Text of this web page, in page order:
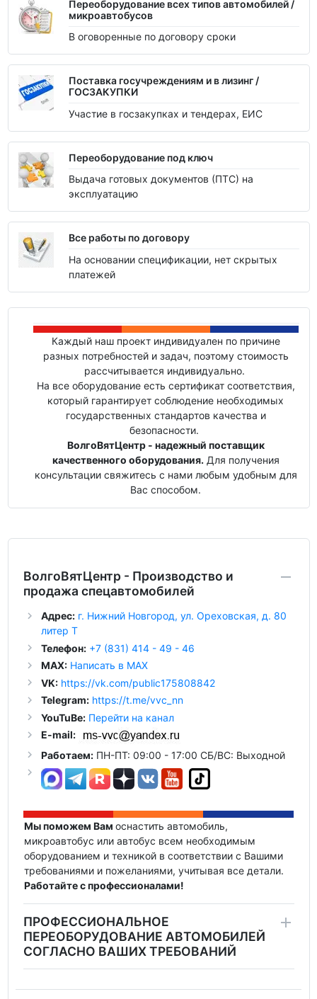
Переоборудование всех типов автомобилей /
микроавтобусов
В оговоренные по договору сроки
Поставка госучреждениям и в лизинг /
ГОСЗАКУПКИ
Участие в госзакупках и тендерах, ЕИС
Переоборудование под ключ
Выдача готовых документов (ПТС) на
эксплуатацию
Все работы по договору
На основании спецификации, нет скрытых
платежей
Каждый наш проект индивидуален по причине
разных потребностей и задач, поэтому стоимость
рассчитывается индивидуально.
На все оборудование есть сертификат соответствия,
который гарантирует соблюдение необходимых
государственных стандартов качества и
безопасности.
ВолгоВятЦентр - надежный поставщик
качественного оборудования. Для получения
консультации свяжитесь с нами любым удобным для
Вас способом.
ВолгоВятЦентр - Производство и
продажа спецавтомобилей
Адрес: г. Нижний Новгород, ул. Ореховская, д. 80
литер Т
Телефон:+7 (831) 414 - 49 - 46
MAX: Написать в MAX
VK: https://vk.com/public175808842
Telegram: https://t.me/vvc_nn
YouTuBe: Перейти на канал
E-mail:
Работаем:ПН-ПТ: 09:00 - 17:00 СБ/ВС: Выходной
Мы поможем Вам оснастить автомобиль,
микроавтобус или автобус всем необходимым
оборудованием и техникой в соответствии с Вашими
требованиями и пожеланиями, учитывая все детали.
Работайте с профессионалами!
ПРОФЕССИОНАЛЬНОЕ
ПЕРЕОБОРУДОВАНИЕ АВТОМОБИЛЕЙ
СОГЛАСНО ВАШИХ ТРЕБОВАНИЙ